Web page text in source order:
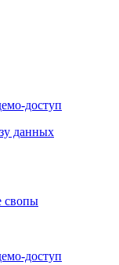
доступ
данных
свопы
доступ